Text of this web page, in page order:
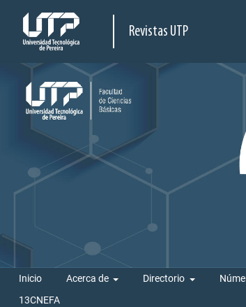
Revistas UTP
Inicio Acerca de Directorio
13CNEFA